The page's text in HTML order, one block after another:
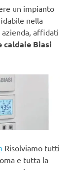
un impianto
nella
affidati
caldaie Biasi
Risolviamo tutti
e tutta la